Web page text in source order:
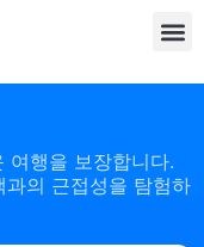
여행을 보장합니다.
의 근접성을 탐험하